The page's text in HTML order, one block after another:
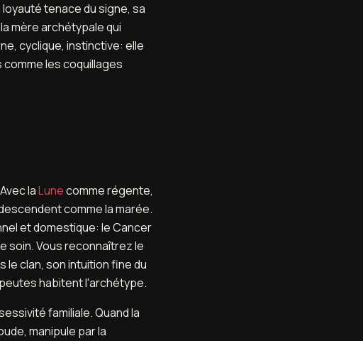
tenace du signe, sa
mère archétypale qui
cyclique, instinctive: elle
les coquillages
laLunecomme régente,
comme la marée.
et domestique: le Cancer
soin. Vous reconnaîtrez le
le clan, son intuition fine du
habitent l'archétype.
familiale. Quand la
manipule par la